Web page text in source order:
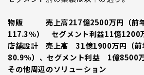
物販 売上高217億2500万円（前
117.3％） セグメント利益11億1200
店舗設計 売上高 31億1900万円（前
80.9％）、セグメント利益 1億8500万
その他周辺のソリューション